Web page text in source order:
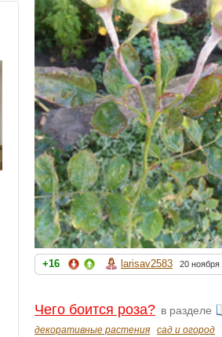
+16 larisav2583 20 ноября
Чего боится роза? в разделе
декоративные растения сад и огород